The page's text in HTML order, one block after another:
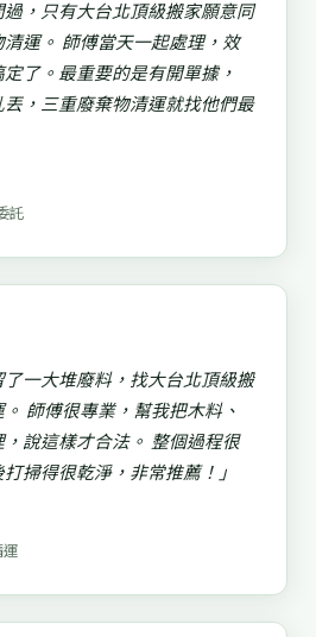
過，只有大台北頂級搬家願意同
運。 師傅當天一起處理，效
了。最重要的是有開單據，
，三重廢棄物清運就找他們最
託
了一大堆廢料，找大台北頂級搬
師傅很專業，幫我把木料、
說這樣才合法。 整個過程很
掃得很乾淨，非常推薦！」